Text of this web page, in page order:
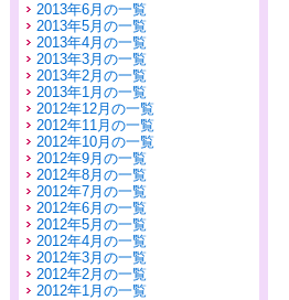
2013年6月の一覧
2013年5月の一覧
2013年4月の一覧
2013年3月の一覧
2013年2月の一覧
2013年1月の一覧
2012年12月の一覧
2012年11月の一覧
2012年10月の一覧
2012年9月の一覧
2012年8月の一覧
2012年7月の一覧
2012年6月の一覧
2012年5月の一覧
2012年4月の一覧
2012年3月の一覧
2012年2月の一覧
2012年1月の一覧